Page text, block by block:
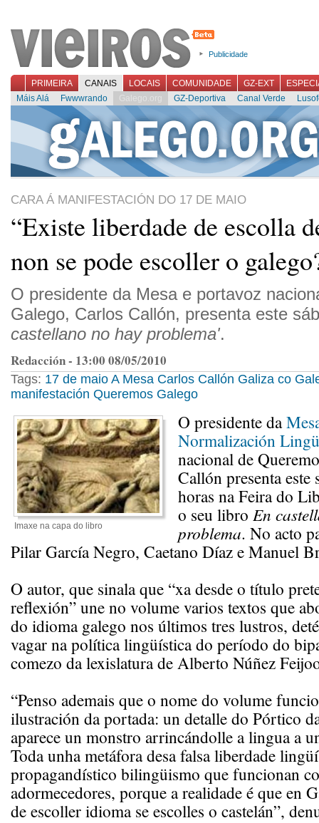
Publicidade
PRIMEIRA CANAIS LOCAIS COMUNIDADE GZ-EXT
Máis Alá
Fwwwrando Galego.org GZ-Deportiva Canal Verde
CARA Á MANIFESTACIÓN DO 17 DE MAIO
“Existe liberdade de escolla
non se pode escoller o
O presidente da Mesa e portavoz
Galego, Carlos Callón, presenta este
castellano no hay problema'.
Redacción - 13:00 08/05/2010
Tags: 17 de maio A Mesa Carlos Callón Galiza co
manifestación Queremos Galego
Imaxe na capa do libro
O presidente da
Normalización
nacional de
Callón presenta este
horas na Feira do
o seu libro En
problema. No acto
Pilar García Negro, Caetano Díaz e Manuel
O autor, que sinala que “xa desde o título
reflexión” une no volume varios textos que
do idioma galego nos últimos tres lustros,
vagar na política lingüística do período do
comezo da lexislatura de Alberto Núñez
“Penso ademais que o nome do volume
ilustración da portada: un detalle do Pórtico
aparece un monstro arrincándolle a lingua a
Toda unha metáfora desa falsa liberdade
propagandístico bilingüismo que funcionan
adormecedores, porque a realidade é que en
de escoller idioma se escolles o castelán”,